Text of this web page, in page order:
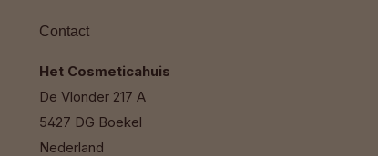
Contact
Het Cosmeticahuis
De Vlonder 217 A
5427 DG Boekel
Nederland